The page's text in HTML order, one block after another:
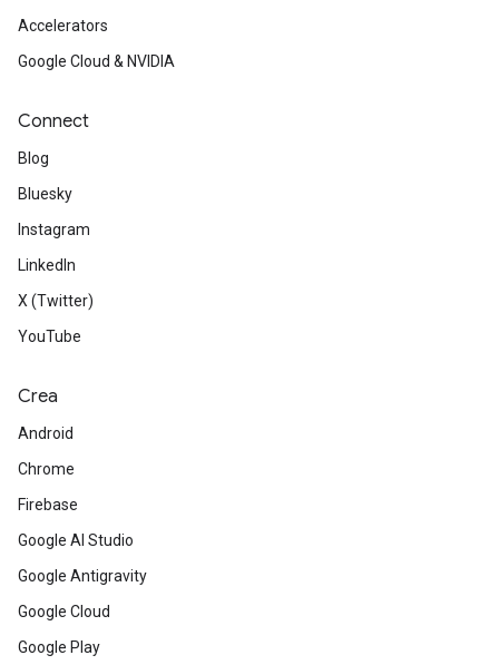
Accelerators
Google Cloud & NVIDIA
Connect
Blog
Bluesky
Instagram
LinkedIn
X (Twitter)
YouTube
Crea
Android
Chrome
Firebase
Google AI Studio
Google Antigravity
Google Cloud
Google Play